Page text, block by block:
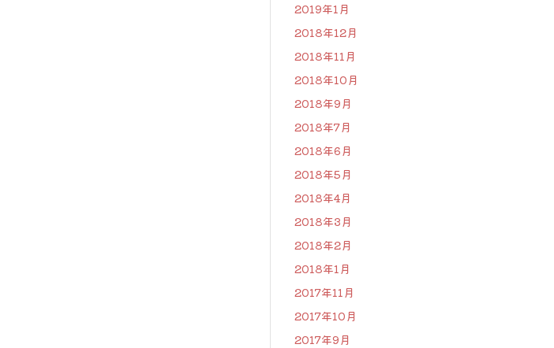
2019年1月
2018年12月
2018年11月
2018年10月
2018年9月
2018年7月
2018年6月
2018年5月
2018年4月
2018年3月
2018年2月
2018年1月
2017年11月
2017年10月
2017年9月